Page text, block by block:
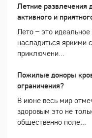
Летние
активного и
Лето – это
насладиться
приключени...
Пожилые доноры
ограничения?
В июне весь мир
здоровым это не
общественно поле...